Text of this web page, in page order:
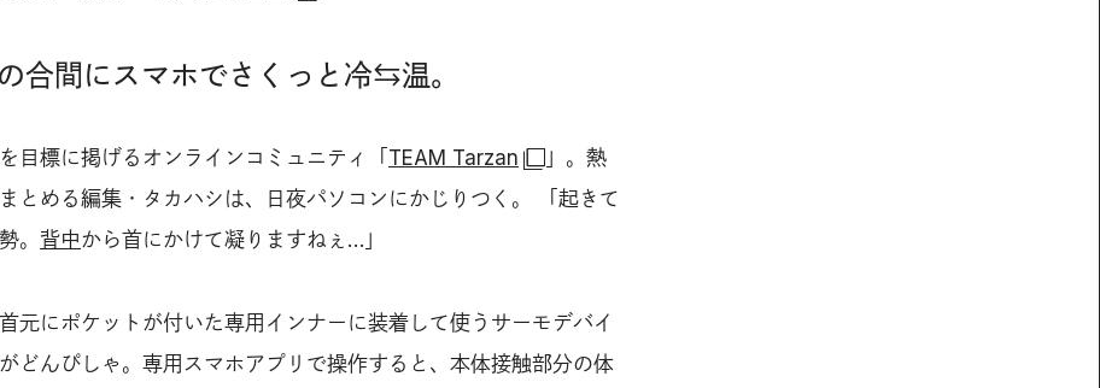
合間にスマホでさくっと冷⇆温。
目標に掲げるオンラインコミュニティ「 TEAM Tarzan
」。熱
とめる編集・タカハシは、日夜パソコンにかじりつく。 「起きて
。 背中から首にかけて凝りますねぇ…」
元にポケットが付いた専用インナーに装着して使うサーモデバイ
どんぴしゃ。専用スマホアプリで操作すると、本体接触部分の体